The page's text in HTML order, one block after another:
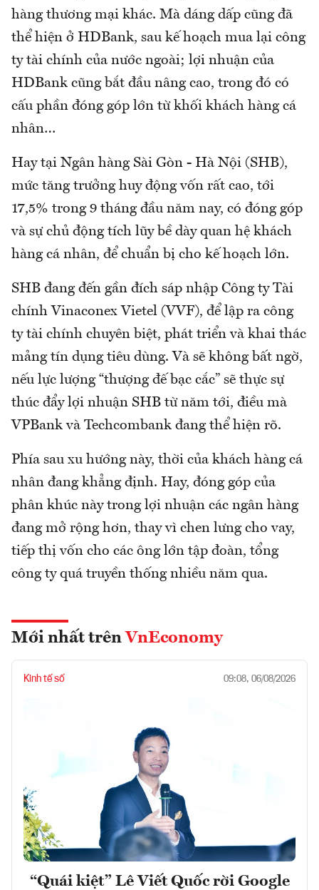
hàng thương mại khác. Mà dáng dấp cũng đã
thể hiện ở HDBank, sau kế hoạch mua lại công
ty tài chính của nước ngoài; lợi nhuận của
HDBank cũng bắt đầu nâng cao, trong đó có
cấu phần đóng góp lớn từ khối khách hàng cá
nhân…
Hay tại Ngân hàng Sài Gòn - Hà Nội (SHB),
mức tăng trưởng huy động vốn rất cao, tới
17,5% trong 9 tháng đầu năm nay, có đóng góp
và sự chủ động tích lũy bề dày quan hệ khách
hàng cá nhân, để chuẩn bị cho kế hoạch lớn.
SHB đang đến gần đích sáp nhập Công ty Tài
chính Vinaconex Vietel (VVF), để lập ra công
ty tài chính chuyên biệt, phát triển và khai thác
mảng tín dụng tiêu dùng. Và sẽ không bất ngờ,
nếu lực lượng “thượng đế bạc cắc” sẽ thực sự
thúc đẩy lợi nhuận SHB từ năm tới, điều mà
VPBank và Techcombank đang thể hiện rõ.
Phía sau xu hướng này, thời của khách hàng cá
nhân đang khẳng định. Hay, đóng góp của
phân khúc này trong lợi nhuận các ngân hàng
đang mở rộng hơn, thay vì chen lưng cho vay,
tiếp thị vốn cho các ông lớn tập đoàn, tổng
công ty quá truyền thống nhiều năm qua.
Mới nhất trên VnEconomy
Kinh tế số 09:08, 06/08/2026
“Quái kiệt” Lê Viết Quốc rời Google